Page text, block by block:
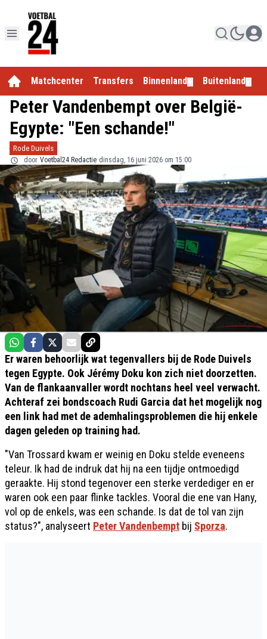
Matchcenter Transfers Binnenland Buitenland
Peter Vandenbempt over België-
Egypte: "Een schande!"
Rode Duivels
door Voetbal24 Redactie dinsdag, 16 juni 2026 om 15:00
Er waren behoorlijk wat tegenvallers bij de Rode Duivels
tegen Egypte. Ook Jérémy Doku kon zich niet doorzetten.
Van de flankaanvaller wordt nochtans heel veel verwacht.
Achteraf zei bondscoach Rudi Garcia dat het mogelijk nog
een link had met de ademhalingsproblemen die hij enkele
dagen geleden op training had.
"Van Trossard kwam er weinig en Doku stelde eveneens
teleur. Ik had de indruk dat hij na een tijdje ontmoedigd
geraakte. Hij stond tegenover een sterke verdediger en er
waren ook een paar flinke tackles. Vooral die ene van Hany,
vol op de enkels, was een schande. Is dat de tol van zijn
status?", analyseert Peter Vandenbempt bij Sporza.